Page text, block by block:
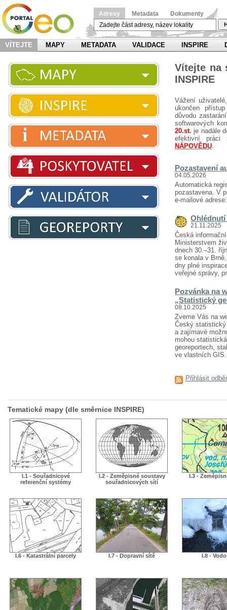
Adresy Metadata Dokumenty
VÍTEJTE MAPY METADATA VALIDACE INSPIRE
Vítejte na
INSPIRE
Vážení
ukončen
důvodu
softwarových
20.st. je nadále
efektivní práci
NÁPOVĚDU.
Pozastavení
04.05.2026
Automatická
pozastavena. V
e-mailové
Ohlédnutí
21.11.2025
Česká
Ministerstvem
dnech 30.–31.
se konala v
dny plné
veřejné správy,
Pozvánka na
„Statistický
08.10.2025
Zveme Vás na
Český
a zajímavé
mohou
georeportech,
ve vlastních
Přihlásit
Tematické mapy (dle směrnice INSPIRE)
I.1 - Souřadnicové
referenční systémy
I.2 - Zeměpisné soustavy
souřadnicových sítí
I.3 -
I.6 - Katastrální parcely I.7 - Dopravní sítě I.8 -